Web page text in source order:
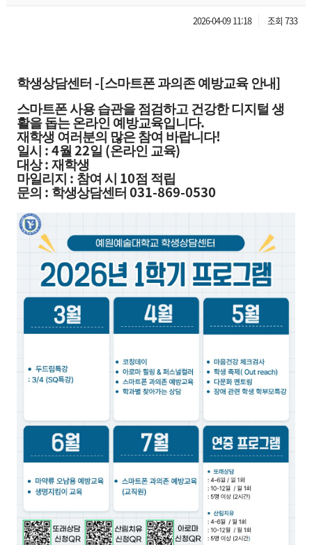
2026-04-09 11:18 조회 733
학생상담센터 -[스마트폰 과의존 예방교육 안내]
스마트폰 사용 습관을 점검하고 건강한 디지털 생
활을 돕는 온라인 예방교육입니다.
재학생 여러분의 많은 참여 바랍니다!
일시 : 4월 22일 (온라인 교육)
대상: 재학생
마일리지 :참여 시 10점 적립
문의 : 학생상담센터 031-869-0530